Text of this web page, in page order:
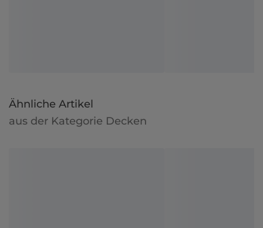
Ähnliche Artikel
aus der Kategorie Decken